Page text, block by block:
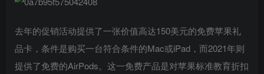
去年的促销活动提供了一张价值高达150美元的免费苹果礼
品卡，条件是购买一台符合条件的Mac或iPad，而2021年则
提供了免费的AirPods。这一免费产品是对苹果标准教育折扣